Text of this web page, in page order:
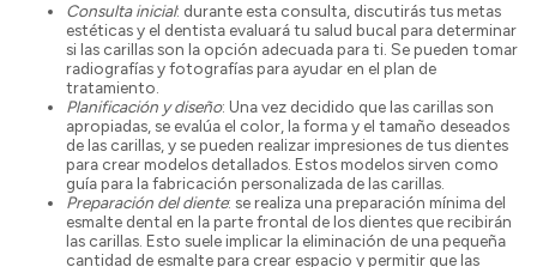
Consulta inicial: durante esta consulta, discutirás tus metas
estéticas y el dentista evaluará tu salud bucal para determinar
si las carillas son la opción adecuada para ti. Se pueden tomar
radiografías y fotografías para ayudar en el plan de
tratamiento.
Planificación y diseño: Una vez decidido que las carillas son
apropiadas, se evalúa el color, la forma y el tamaño deseados
de las carillas, y se pueden realizar impresiones de tus dientes
para crear modelos detallados. Estos modelos sirven como
guía para la fabricación personalizada de las carillas.
Preparación del diente: se realiza una preparación mínima del
esmalte dental en la parte frontal de los dientes que recibirán
las carillas. Esto suele implicar la eliminación de una pequeña
cantidad de esmalte para crear espacio y permitir que las